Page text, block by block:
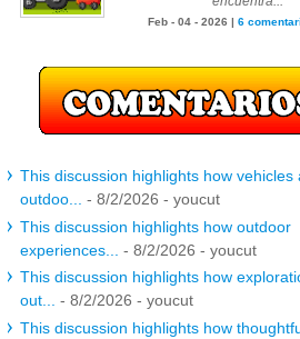
Feb - 04 - 2026 | 6
This discussion highlights how vehicles
outdoo...
- 8/2/2026 - youcut
This discussion highlights how outdoor
experiences...
- 8/2/2026 - youcut
This discussion highlights how
out...
- 8/2/2026 - youcut
This discussion highlights how